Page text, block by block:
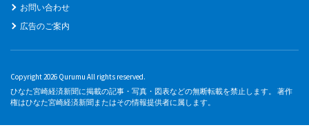
お問い合わせ
広告のご案内
Copyright 2026 Qurumu All rights reserved.
ひなた宮崎経済新聞に掲載の記事・写真・図表などの無断転載を禁止します。 著作
権はひなた宮崎経済新聞またはその情報提供者に属します。